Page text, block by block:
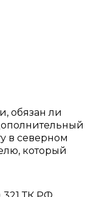
обязан ли
в северном
который